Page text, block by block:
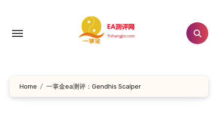
Home 一掌金ea测评：Gendhis Scalper